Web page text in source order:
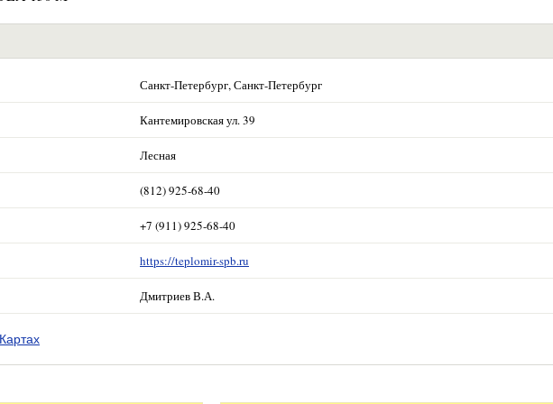
Санкт-Петербург, Санкт-Петербург
Кантемировская ул. 39
Лесная
(812) 925-68-40
+7 (911) 925-68-40
https://teplomir-spb.ru
Дмитриев В.А.